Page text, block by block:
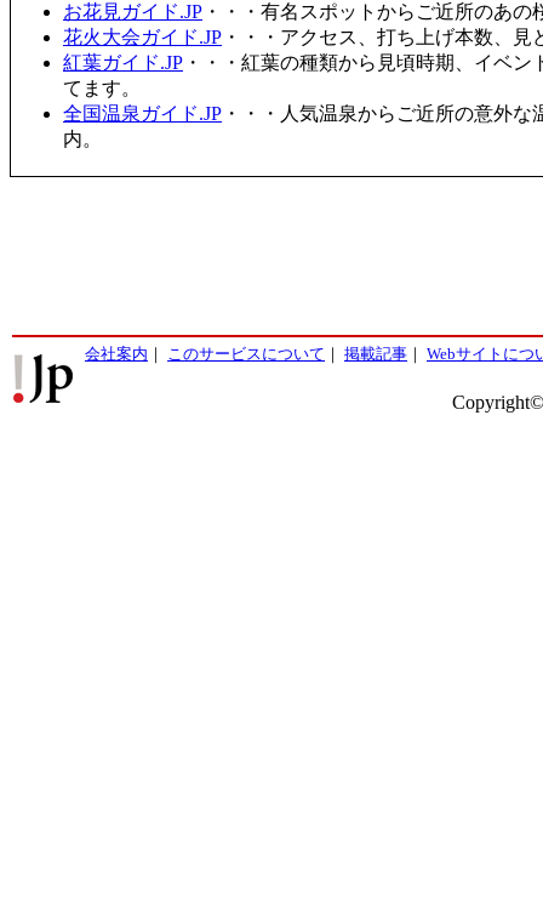
お花見ガイド.JP ・・・有名スポットからご近所のあ
花火大会ガイド.JP ・・・アクセス、打ち上げ本数、
紅葉ガイド.JP ・・・紅葉の種類から見頃時期、イベ
てます。
全国温泉ガイド.JP ・・・人気温泉からご近所の意外
内。
会社案内 ｜ このサービスについて ｜ 掲載記事 ｜ Webサイトにつ